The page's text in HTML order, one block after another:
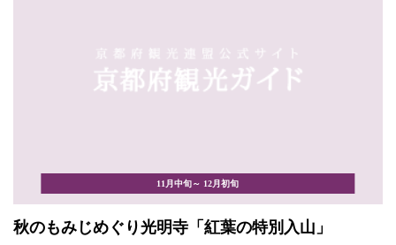
11月中旬～ 12月初旬
秋のもみじめぐり光明寺「紅葉の特別入山」